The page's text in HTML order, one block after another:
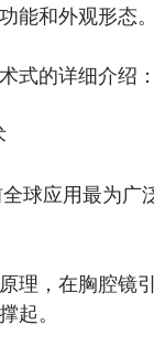
能和外观形态。
式的详细介绍：
球应用最为广
理，在胸腔镜
起。